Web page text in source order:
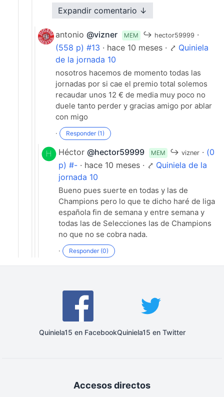
de Selecciones y liga y cobro. Ves si gana el
Celta que tengo 1 fijo tengo 10 y no cobro
deber y no hay ganancia los listos de Lae en
vez de poner un mínimo dr cobrar algo ponen
el dinero de la recaudación que corresponde
a los de 10 lara hacer un bote para otra
quiniela. Mejor de Champions no hagáis en tú
peña y si las hacéis suerte 🍀 🍀
· Responder (2)
Expandir comentario ↓
antonio @vizner MEM ↪ hector59999 ·
(558 p) #13 · hace 10 meses · ⤤ Quiniela
de la jornada 10
nosotros hacemos de momento todas las
jornadas por si cae el premio total solemos
recaudar unos 12 € de media muy poco no
duele tanto perder y gracias amigo por ablar
con migo
· Responder (1)
Héctor @hector59999 MEM ↪vizner · (0
p) #- · hace 10 meses · ⤤ Quiniela de la
jornada 10
Bueno pues suerte en todas y las de
Champions pero lo que te dicho haré de liga
española fin de semana y entre semana y
todas las de Selecciones las de Champions
no que no se cobra nada.
· Responder (0)
Quiniela15 en FacebookQuiniela15 en Twitter
Accesos directos